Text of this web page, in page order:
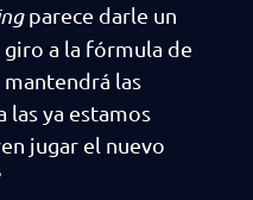
parece darle un
a la fórmula de
las
las ya estamos
jugar el nuevo